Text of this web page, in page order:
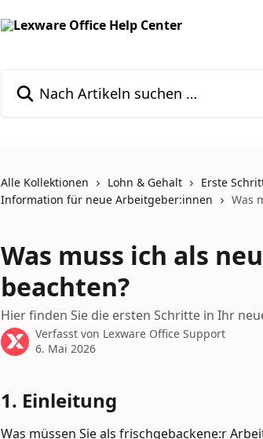
Alle Kollektionen Lohn & Gehalt
Erste
Information für neue Arbeitgeber:innen
Was
Was muss ich als
beachten?
Hier finden Sie die ersten Schritte in Ihr
Verfasst von Lexware Office Support
6. Mai 2026
1. Einleitung
Was müssen Sie als frischgebackene:r